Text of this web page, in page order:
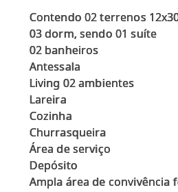
Contendo 02 terrenos
03 dorm, sendo 01 suíte
02 banheiros
Antessala
Living 02 ambientes
Lareira
Cozinha
Churrasqueira
Área de serviço
Depósito
Ampla área de convivência